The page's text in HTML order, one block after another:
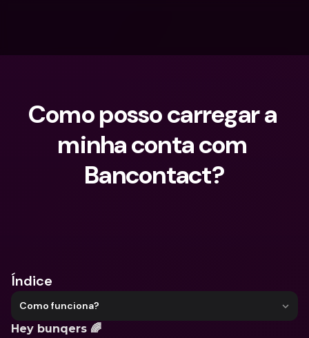
Como posso carregar a
minha conta com
Bancontact?
Índice
Como funciona?
Hey bunqers 🌈